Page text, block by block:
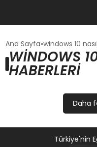
GÜNCEL
OYUN HABERLERI
EĞITIM
Ana Sayfa windows 10
WINDOWS
HABERLERI
Daha
Türkiye'nin